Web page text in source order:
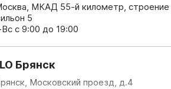
МКАД 55-й километр, строение
5
с 9:00 до 19:00
Брянск
Московский проезд, д.4